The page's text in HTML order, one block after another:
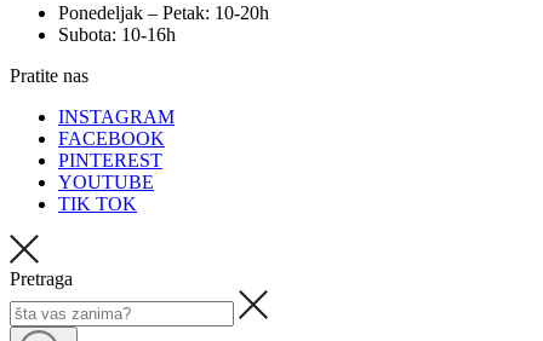
Ponedeljak – Petak: 10-20h
Subota: 10-16h
Pratite nas
INSTAGRAM
FACEBOOK
PINTEREST
YOUTUBE
TIK TOK
Pretraga